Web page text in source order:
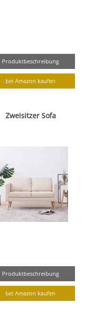
Produktbeschreibung
bei Amazon kaufen
Zweisitzer Sofa
Produktbeschreibung
bei Amazon kaufen